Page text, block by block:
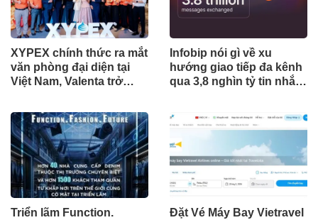
XYPEX chính thức ra mắt
văn phòng đại diện tại
Việt Nam, Valenta trở
quyền
Infobip nói gì về xu
hướng giao tiếp đa kênh
qua 3,8 nghìn tỷ tin nhắn
Triển lãm Function.
Đặt Vé Máy Bay Vietravel